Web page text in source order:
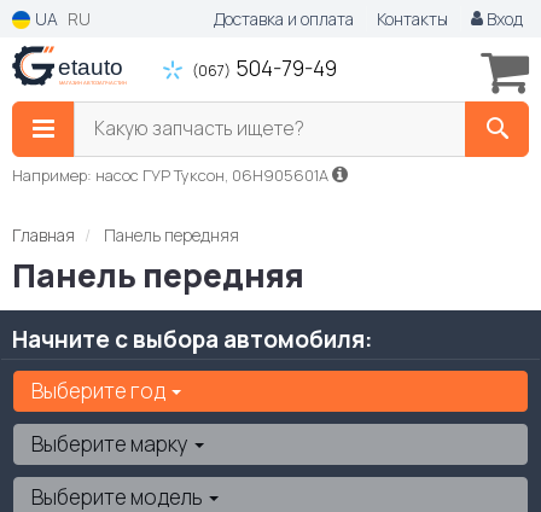
UA RU Доставка и оплата Контакты Вход
(067) 504-79-49
Какую запчасть ищете?
Например: насос ГУР Туксон, 06H905601A
Главная Панель передняя
Панель передняя
Начните с выбора автомобиля:
Выберите год
Выберите марку
Выберите модель